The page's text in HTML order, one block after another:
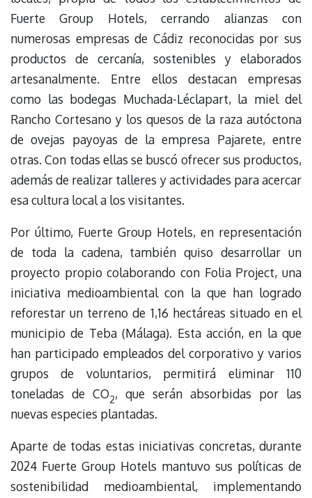
Fuerte Group Hotels, cerrando alianzas con
numerosas empresas de Cádiz reconocidas por sus
productos de cercanía, sostenibles y elaborados
artesanalmente. Entre ellos destacan empresas
como las bodegas Muchada-Léclapart, la miel del
Rancho Cortesano y los quesos de la raza autóctona
de ovejas payoyas de la empresa Pajarete, entre
otras. Con todas ellas se buscó ofrecer sus productos,
además de realizar talleres y actividades para acercar
esa cultura local a los visitantes.
Por último, Fuerte Group Hotels, en representación
de toda la cadena, también quiso desarrollar un
proyecto propio colaborando con Folia Project, una
iniciativa medioambiental con la que han logrado
reforestar un terreno de 1,16 hectáreas situado en el
municipio de Teba (Málaga). Esta acción, en la que
han participado empleados del corporativo y varios
grupos de voluntarios, permitirá eliminar 110
toneladas de CO2, que serán absorbidas por las
nuevas especies plantadas.
Aparte de todas estas iniciativas concretas, durante
2024 Fuerte Group Hotels mantuvo sus políticas de
sostenibilidad medioambiental, implementando